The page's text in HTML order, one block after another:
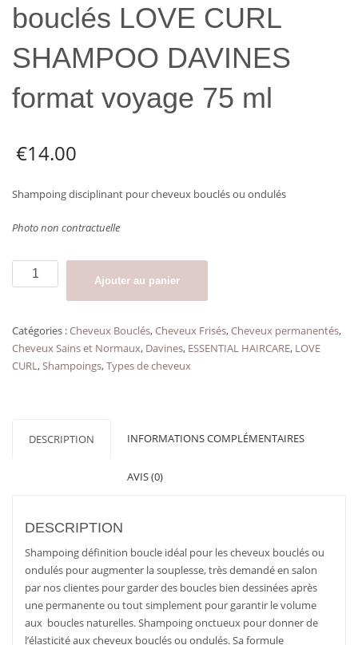
bouclés LOVE CURL
SHAMPOO DAVINES
format voyage 75 ml
€14.00
Shampoing disciplinant pour cheveux bouclés ou ondulés
Photo non contractuelle
quantité
de
Shampoing
bouclés
LOVE
CURL
voyage
Ajouter au panier
Catégories :Cheveux Bouclés,Cheveux Frisés,Cheveux permanentés,
Cheveux Sains et Normaux, Davines, ESSENTIAL HAIRCARE, LOVE
CURL,Shampoings,Types de cheveux
DESCRIPTION INFORMATIONS COMPLÉMENTAIRES
AVIS (0)
DESCRIPTION
Shampoing définition boucle idéal pour les cheveux bouclés ou
ondulés pour augmenter la souplesse, très demandé en salon
par nos clientes pour garder des boucles bien dessinées après
une permanente ou tout simplement pour garantir le volume
aux boucles naturelles. Shampoing onctueux pour donner de
l’élasticité aux cheveux bouclés ou ondulés. Sa formule